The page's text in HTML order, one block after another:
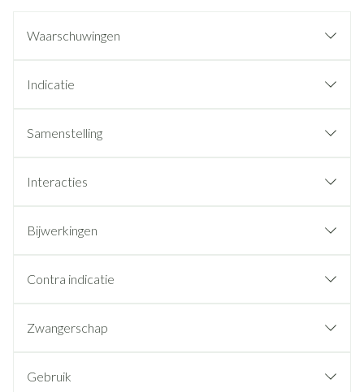
Waarschuwingen
Indicatie
Samenstelling
Interacties
Bijwerkingen
Contra indicatie
Zwangerschap
Gebruik